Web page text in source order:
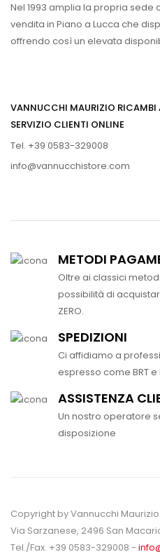
Nel 1993 amplia la propria
vendita in Piano a Lucca che
offrendo così un elevata
VANNUCCHI MAURIZIO RICAMBI
SERVIZIO CLIENTI ONLINE
Tel. +39 0583-329008
info@vannucchistore.com
METODI
Oltre ai classici
possibilità di
ZERO.
SPEDIZIONI
Ci affidiamo a
espresso come BRT e
ASSISTENZA
Un nostro operatore
disposizione
Copyright by Vannucchi
Via Sarzanese, 2496 San
Tel./Fax. +39 0583-329008 -